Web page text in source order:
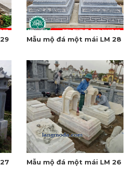
Mẫu mộ đá một mái LM 28
Mẫu mộ đá một mái LM 26